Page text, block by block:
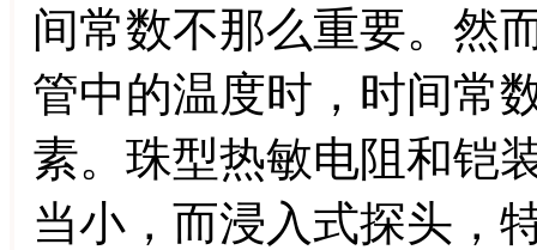
间常数不那么重要。然
管中的温度时，时间常
素。珠型热敏电阻和铠
当小，而浸入式探头，